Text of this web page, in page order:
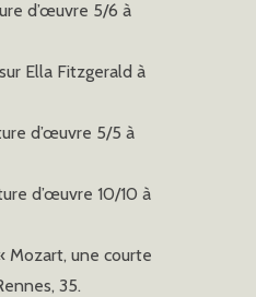
d’œuvre 5/6 à
Ella Fitzgerald à
d’œuvre 5/5 à
d’œuvre 10/10 à
Mozart, une courte
35.